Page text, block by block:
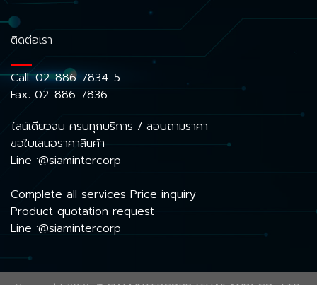
ติดต่อเรา
Call:02-886-7834-5
Fax: 02-886-7836
ไลน์เดียวจบ ครบทุกบริการ / สอบถามราคา
ขอใบเสนอราคาสินค้า
Line :@siamintercorp
Complete all services Price inquiry
Product quotation request
Line :@siamintercorp